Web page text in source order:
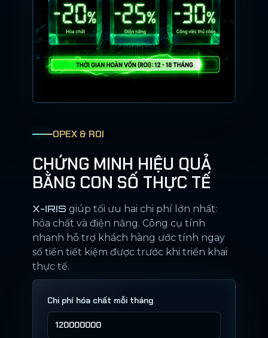
OPEX & ROI
CHỨNG MINH HIỆU QUẢ
BẰNG CON SỐ THỰC TẾ
X-IRIS giúp tối ưu hai chi phí lớn nhất:
hóa chất và điện năng. Công cụ tính
nhanh hỗ trợ khách hàng ước tính ngay
số tiền tiết kiệm được trước khi triển khai
thực tế.
Chi phí hóa chất mỗi tháng